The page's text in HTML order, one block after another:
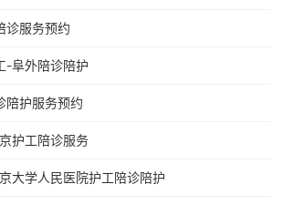
诊服务预约
-阜外陪诊陪护
陪护服务预约
护工陪诊服务
大学人民医院护工陪诊陪护